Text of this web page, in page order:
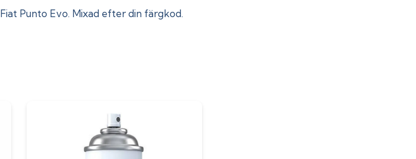
Fiat Punto Evo. Mixad efter din färgkod.